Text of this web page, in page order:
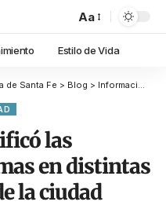
Aa
Estilo de Vida
de Santa Fe > Blog > Información General
las
en distintas
la ciudad